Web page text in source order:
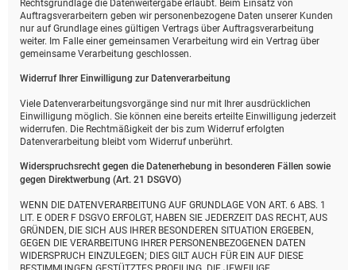
Rechtsgrundlage die Datenweitergabe erlaubt. Beim Einsatz von
Auftragsverarbeitern geben wir personenbezogene Daten unserer Kunden
nur auf Grundlage eines gültigen Vertrags über Auftragsverarbeitung
weiter. Im Falle einer gemeinsamen Verarbeitung wird ein Vertrag über
gemeinsame Verarbeitung geschlossen.
Widerruf Ihrer Einwilligung zur Datenverarbeitung
Viele Datenverarbeitungsvorgänge sind nur mit Ihrer ausdrücklichen
Einwilligung möglich. Sie können eine bereits erteilte Einwilligung jederzeit
widerrufen. Die Rechtmäßigkeit der bis zum Widerruf erfolgten
Datenverarbeitung bleibt vom Widerruf unberührt.
Widerspruchsrecht gegen die Datenerhebung in besonderen Fällen sowie
gegen Direktwerbung (Art. 21 DSGVO)
WENN DIE DATENVERARBEITUNG AUF GRUNDLAGE VON ART. 6 ABS. 1
LIT. E ODER F DSGVO ERFOLGT, HABEN SIE JEDERZEIT DAS RECHT, AUS
GRÜNDEN, DIE SICH AUS IHRER BESONDEREN SITUATION ERGEBEN,
GEGEN DIE VERARBEITUNG IHRER PERSONENBEZOGENEN DATEN
WIDERSPRUCH EINZULEGEN; DIES GILT AUCH FÜR EIN AUF DIESE